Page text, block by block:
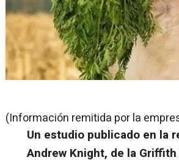
(Información remitida por la
Un estudio publicado en la
Andrew Knight, de la